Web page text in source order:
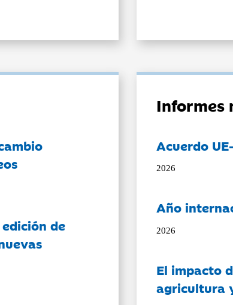
de
Informes
Acuerdo
2026
Año
2026
El impacto
agricultura